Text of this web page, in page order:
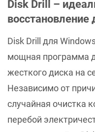
Disk Drill –
восстановление
Disk Drill для
мощная программа
жесткого диска на
Независимо от
случайная очистка
перебой